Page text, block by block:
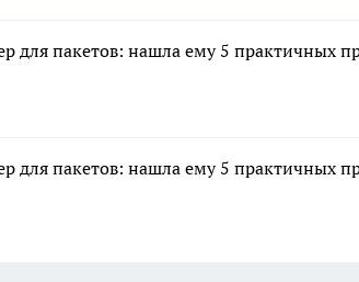
для пакетов: нашла ему 5 практичных
для пакетов: нашла ему 5 практичных